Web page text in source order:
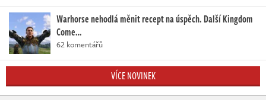
Warhorse nehodlá měnit recept na úspěch. Další Kingdom
Come…
62 komentářů
VÍCE NOVINEK